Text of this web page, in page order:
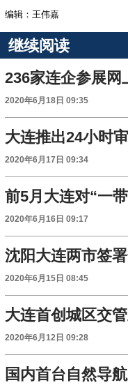
编辑：王伟嘉
继续阅读
236家连企参展网
2020年6月18日 09:35
大连推出24小时
2020年6月17日 09:34
2020年6月16日 09:17
沈阳大连两市签
2020年6月15日 08:45
大连首创城区交
2020年6月12日 09:28